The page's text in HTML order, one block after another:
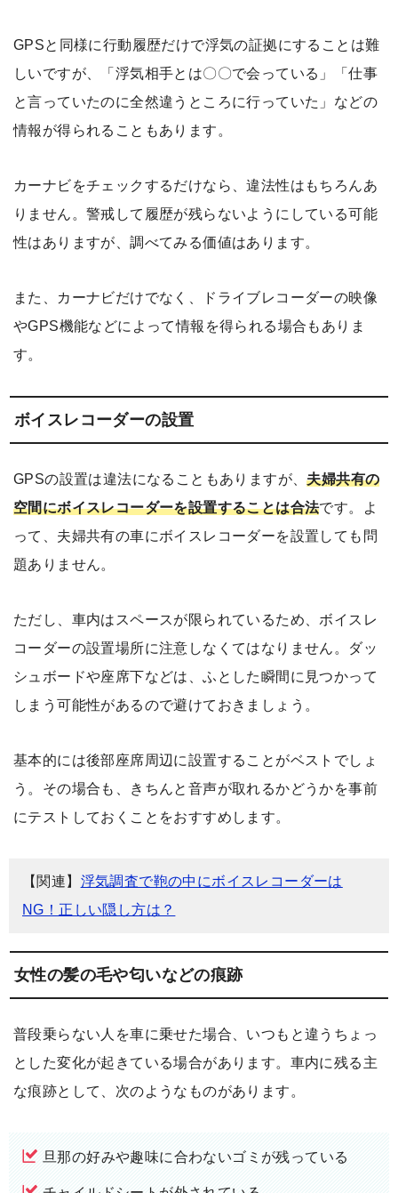
GPSと同様に行動履歴だけで浮気の証拠にすることは難
しいですが、「浮気相手とは〇〇で会っている」「仕事
と言っていたのに全然違うところに行っていた」などの
情報が得られることもあります。
カーナビをチェックするだけなら、違法性はもちろんあ
りません。警戒して履歴が残らないようにしている可能
性はありますが、調べてみる価値はあります。
また、カーナビだけでなく、ドライブレコーダーの映像
やGPS機能などによって情報を得られる場合もありま
す。
ボイスレコーダーの設置
GPSの設置は違法になることもありますが、夫婦共有の
空間にボイスレコーダーを設置することは合法です。よ
って、夫婦共有の車にボイスレコーダーを設置しても問
題ありません。
ただし、車内はスペースが限られているため、ボイスレ
コーダーの設置場所に注意しなくてはなりません。ダッ
シュボードや座席下などは、ふとした瞬間に見つかって
しまう可能性があるので避けておきましょう。
基本的には後部座席周辺に設置することがベストでしょ
う。その場合も、きちんと音声が取れるかどうかを事前
にテストしておくことをおすすめします。
【関連】 浮気調査で鞄の中にボイスレコーダーは
NG！正しい隠し方は？
女性の髪の毛や匂いなどの痕跡
普段乗らない人を車に乗せた場合、いつもと違うちょっ
とした変化が起きている場合があります。車内に残る主
な痕跡として、次のようなものがあります。
旦那の好みや趣味に合わないゴミが残っている